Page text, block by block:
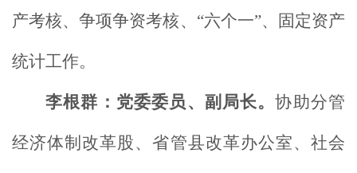
产考核、争项争资考核、“六个一”、固定资产
统计工作。
李根群：党委委员、副局长。协助分管
经济体制改革股、省管县改革办公室、社会